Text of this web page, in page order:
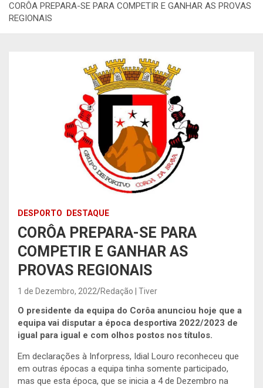
CORÔA PREPARA-SE PARA COMPETIR E GANHAR AS PROVAS
REGIONAIS
DESPORTO DESTAQUE
CORÔA PREPARA-SE PARA
COMPETIR E GANHAR AS
PROVAS REGIONAIS
1 de Dezembro, 2022 Redação | Tiver
O presidente da equipa do Corôa anunciou hoje que a
equipa vai disputar a época desportiva 2022/2023 de
igual para igual e com olhos postos nos títulos.
Em declarações à Inforpress, Idial Louro reconheceu que
em outras épocas a equipa tinha somente participado,
mas que esta época, que se inicia a 4 de Dezembro na